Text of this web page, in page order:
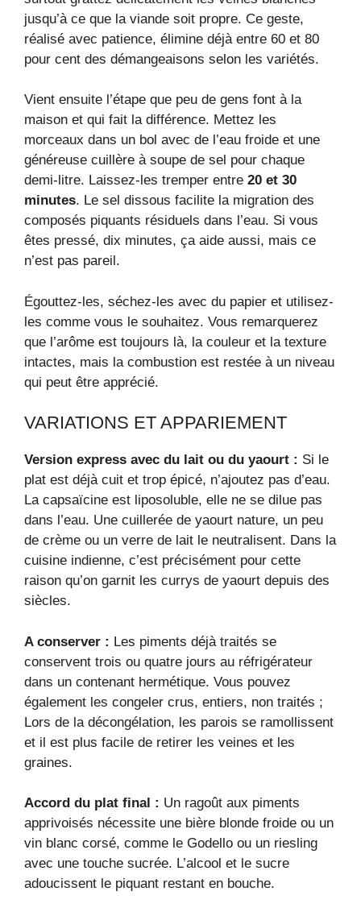
jusqu’à ce que la viande soit propre. Ce geste,
réalisé avec patience, élimine déjà entre 60 et 80
pour cent des démangeaisons selon les variétés.
Vient ensuite l’étape que peu de gens font à la
maison et qui fait la différence. Mettez les
morceaux dans un bol avec de l’eau froide et une
généreuse cuillère à soupe de sel pour chaque
demi-litre. Laissez-les tremper entre 20 et 30
minutes. Le sel dissous facilite la migration des
composés piquants résiduels dans l’eau. Si vous
êtes pressé, dix minutes, ça aide aussi, mais ce
n’est pas pareil.
Égouttez-les, séchez-les avec du papier et utilisez-
les comme vous le souhaitez. Vous remarquerez
que l’arôme est toujours là, la couleur et la texture
intactes, mais la combustion est restée à un niveau
qui peut être apprécié.
VARIATIONS ET APPARIEMENT
Version express avec du lait ou du yaourt : Si le
plat est déjà cuit et trop épicé, n’ajoutez pas d’eau.
La capsaïcine est liposoluble, elle ne se dilue pas
dans l’eau. Une cuillerée de yaourt nature, un peu
de crème ou un verre de lait le neutralisent. Dans la
cuisine indienne, c’est précisément pour cette
raison qu’on garnit les currys de yaourt depuis des
siècles.
A conserver : Les piments déjà traités se
conservent trois ou quatre jours au réfrigérateur
dans un contenant hermétique. Vous pouvez
également les congeler crus, entiers, non traités ;
Lors de la décongélation, les parois se ramollissent
et il est plus facile de retirer les veines et les
graines.
Accord du plat final : Un ragoût aux piments
apprivoisés nécessite une bière blonde froide ou un
vin blanc corsé, comme le Godello ou un riesling
avec une touche sucrée. L’alcool et le sucre
adoucissent le piquant restant en bouche.